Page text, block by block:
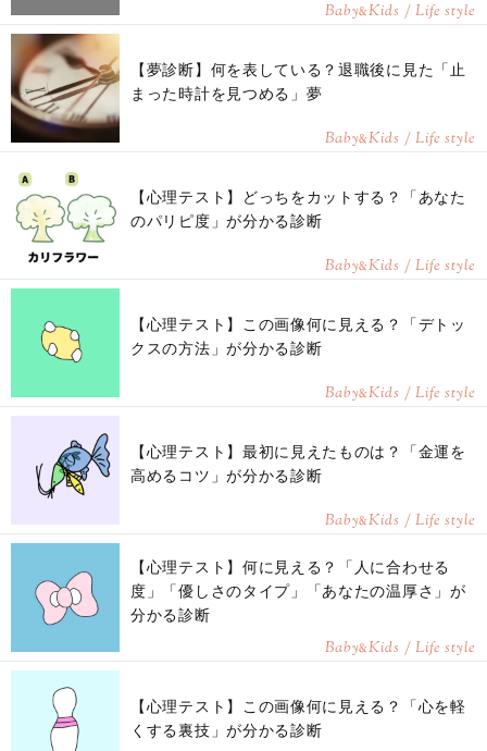
Baby&Kids / Life style
【夢診断】何を表している？退職後に見た「止
まった時計を見つめる」夢
Baby&Kids / Life style
【心理テスト】どっちをカットする？「あなた
のパリピ度」が分かる診断
Baby&Kids / Life style
【心理テスト】この画像何に見える？「デトッ
クスの方法」が分かる診断
Baby&Kids / Life style
【心理テスト】最初に見えたものは？「金運を
高めるコツ」が分かる診断
Baby&Kids / Life style
【心理テスト】何に見える？「人に合わせる
度」「優しさのタイプ」「あなたの温厚さ」が
分かる診断
Baby&Kids / Life style
【心理テスト】この画像何に見える？「心を軽
くする裏技」が分かる診断